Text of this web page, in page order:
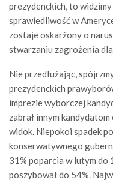
prezydenckich, to
sprawiedliwość w
zostaje oskarżony o
stwarzaniu zagrożenia
Nie przedłużając,
prezydenckich
imprezie wyborczej
zabrał innym kandydatom
widok. Niepokoi spadek
konserwatywnego
31% poparcia w lutym do
poszybował do 54%.